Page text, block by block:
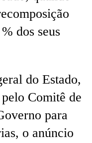
dos seus
do Estado,
Comitê de
para
o anúncio